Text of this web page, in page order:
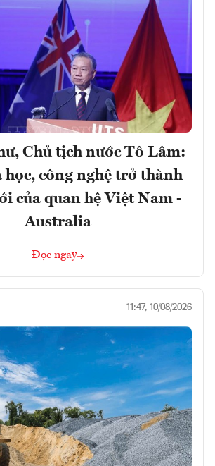
Chủ tịch nước Tô Lâm:
công nghệ trở thành
của quan hệ Việt Nam -
Australia
Đọc ngay
11:47, 10/08/2026